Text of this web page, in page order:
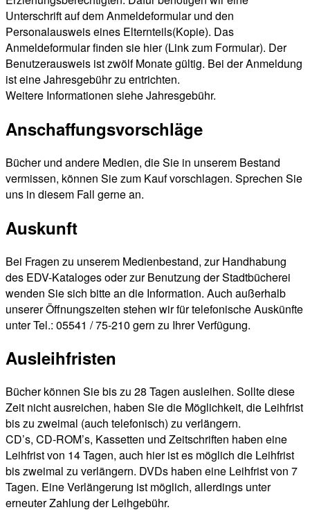
Unterschrift auf dem Anmeldeformular und den
Personalausweis eines Elternteils(Kopie). Das
Anmeldeformular finden sie hier (Link zum Formular). Der
Benutzerausweis ist zwölf Monate gültig. Bei der Anmeldung
ist eine Jahresgebühr zu entrichten.
Weitere Informationen siehe Jahresgebühr.
Anschaffungsvorschläge
Bücher und andere Medien, die Sie in unserem Bestand
vermissen, können Sie zum Kauf vorschlagen. Sprechen Sie
uns in diesem Fall gerne an.
Auskunft
Bei Fragen zu unserem Medienbestand, zur Handhabung
des EDV-Kataloges oder zur Benutzung der Stadtbücherei
wenden Sie sich bitte an die Information. Auch außerhalb
unserer Öffnungszeiten stehen wir für telefonische Auskünfte
unter Tel.: 05541 / 75-210 gern zu Ihrer Verfügung.
Ausleihfristen
Bücher können Sie bis zu 28 Tagen ausleihen. Sollte diese
Zeit nicht ausreichen, haben Sie die Möglichkeit, die Leihfrist
bis zu zweimal (auch telefonisch) zu verlängern.
CD’s, CD-ROM’s, Kassetten und Zeitschriften haben eine
Leihfrist von 14 Tagen, auch hier ist es möglich die Leihfrist
bis zweimal zu verlängern. DVDs haben eine Leihfrist von 7
Tagen. Eine Verlängerung ist möglich, allerdings unter
erneuter Zahlung der Leihgebühr.